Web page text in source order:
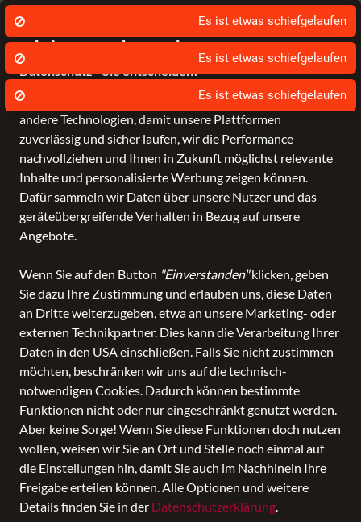
Wir nutzen Cookies um unsere Dienste zu
erbringen und zu verbessern.
Datenschutz - Sie entscheiden!
Bagmondo und unsere Partner nutzen Cookies und
andere Technologien, damit unsere Plattformen
zuverlässig und sicher laufen, wir die Performance
nachvollziehen und Ihnen in Zukunft möglichst relevante
Inhalte und personalisierte Werbung zeigen können.
Dafür sammeln wir Daten über unsere Nutzer und das
geräteübergreifende Verhalten in Bezug auf unsere
Angebote.
Wenn Sie auf den Button "Einverstanden"klicken, geben
Sie dazu Ihre Zustimmung und erlauben uns, diese Daten
an Dritte weiterzugeben, etwa an unsere Marketing- oder
externen Technikpartner. Dies kann die Verarbeitung Ihrer
Daten in den USA einschließen. Falls Sie nicht zustimmen
möchten, beschränken wir uns auf die technisch-
notwendigen Cookies. Dadurch können bestimmte
Funktionen nicht oder nur eingeschränkt genutzt werden.
Aber keine Sorge! Wenn Sie diese Funktionen doch nutzen
wollen, weisen wir Sie an Ort und Stelle noch einmal auf
die Einstellungen hin, damit Sie auch im Nachhinein Ihre
Freigabe erteilen können. Alle Optionen und weitere
Details finden Sie in der Datenschutzerklärung.
HCL
HCL Stella Umhängetasche klein
Es ist etwas schiefgelaufen